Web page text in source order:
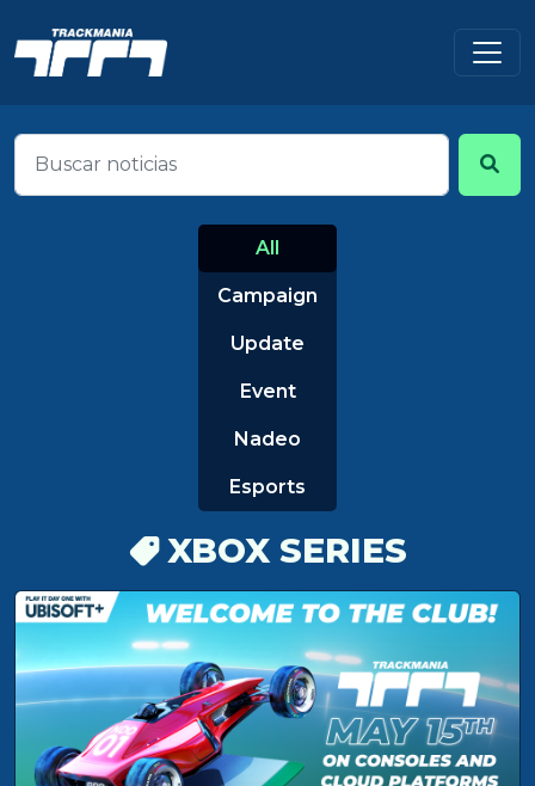
All
Campaign
Update
Event
Nadeo
Esports
XBOX SERIES